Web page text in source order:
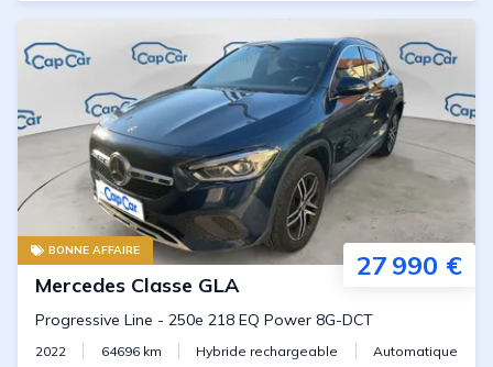
BONNE AFFAIRE 27 990 €
Mercedes Classe GLA
Progressive Line - 250e 218 EQ Power 8G-DCT
2022 64696km Hybride rechargeable Automatique